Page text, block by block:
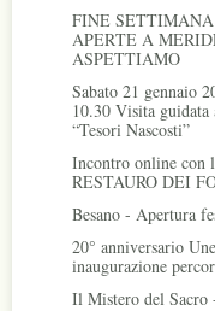
FINE
APERTE A
ASPETTIAMO
Sabato 21 gennaio
10.30 Visita guidata
“Tesori Nascosti”
Incontro online con
RESTAURO DEI
Besano - Apertura
20° anniversario
inaugurazione
Il Mistero del Sacro